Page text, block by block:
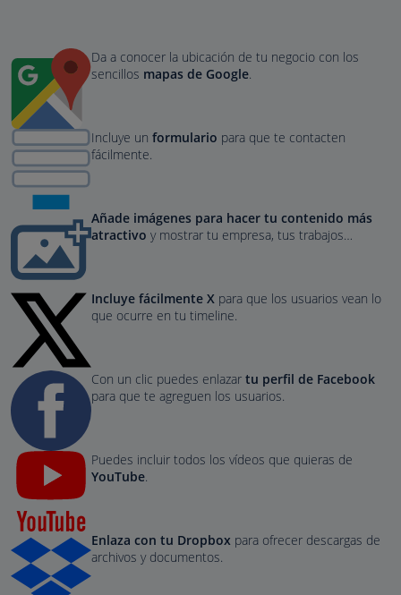
Da a conocer la ubicación de tu negocio con los
sencillos mapas de Google.
Incluye un formulario para que te contacten
fácilmente.
Añade imágenes para hacer tu contenido más
atractivo y mostrar tu empresa, tus trabajos…
Incluye fácilmente X para que los usuarios vean lo
que ocurre en tu timeline.
Con un clic puedes enlazar tu perfil de Facebook
para que te agreguen los usuarios.
Puedes incluir todos los vídeos que quieras de
YouTube.
Enlaza con tu Dropbox para ofrecer descargas de
archivos y documentos.